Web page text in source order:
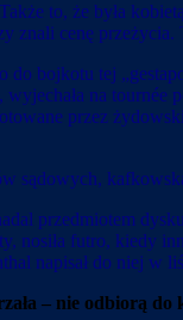
to, że była
znali cenę
bojkotu tej
na tournée
przez
sądowych,
przedmiotem
nosiła futro, kiedy
napisał do niej
– nie odbiorą